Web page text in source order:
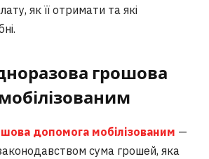
як її отримати та які
грошова
допомога мобілізованим —
сума грошей, яка